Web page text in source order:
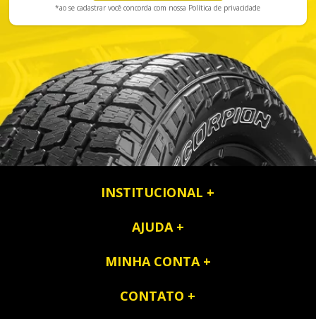
*ao se cadastrar você concorda com nossa Política de privacidade
INSTITUCIONAL
AJUDA
MINHA CONTA
CONTATO